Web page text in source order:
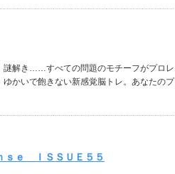
謎解き……すべての問題のモチーフがプロレ
かいで飽きない新感覚脳トレ。あなたのプ
ｅ ＩＳＳＵＥ５５